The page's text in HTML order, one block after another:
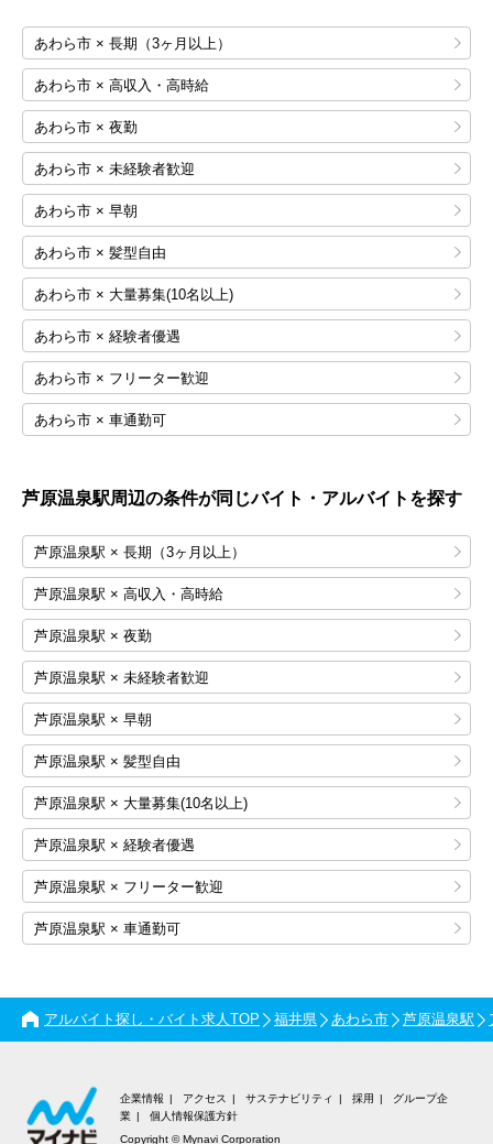
あわら市 × 長期（3ヶ月以上）
あわら市 × 高収入・高時給
あわら市 × 夜勤
あわら市 × 未経験者歓迎
あわら市 × 早朝
あわら市 × 髪型自由
あわら市 × 大量募集(10名以上)
あわら市 × 経験者優遇
あわら市 × フリーター歓迎
あわら市 × 車通勤可
芦原温泉駅周辺の条件が同じバイト・アルバイトを探す
芦原温泉駅 × 長期（3ヶ月以上）
芦原温泉駅 × 高収入・高時給
芦原温泉駅 × 夜勤
芦原温泉駅 × 未経験者歓迎
芦原温泉駅 × 早朝
芦原温泉駅 × 髪型自由
芦原温泉駅 × 大量募集(10名以上)
芦原温泉駅 × 経験者優遇
芦原温泉駅 × フリーター歓迎
芦原温泉駅 × 車通勤可
アルバイト探し・バイト求人TOP 福井県 あわら市 芦原温泉駅
企業情報 アクセス サステナビリティ 採用
グループ企
業
個人情報保護方針
Copyright © Mynavi Corporation